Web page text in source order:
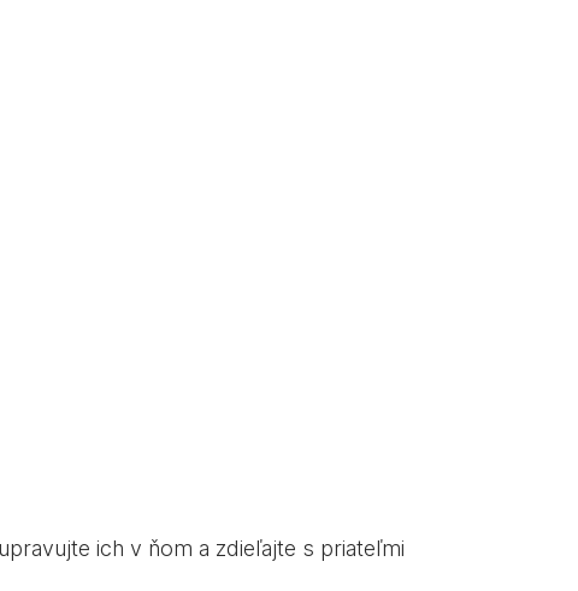
ich v ňom a zdieľajte s priateľmi